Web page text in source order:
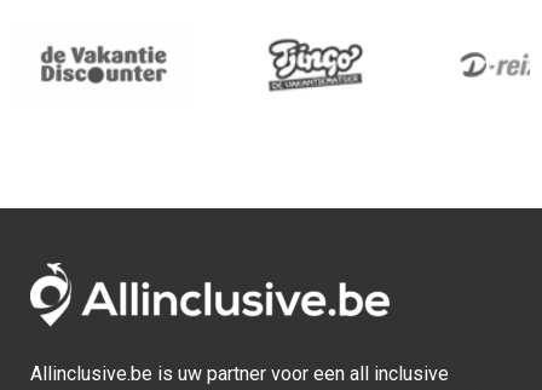
Allinclusive.be is uw partner voor een all inclusive